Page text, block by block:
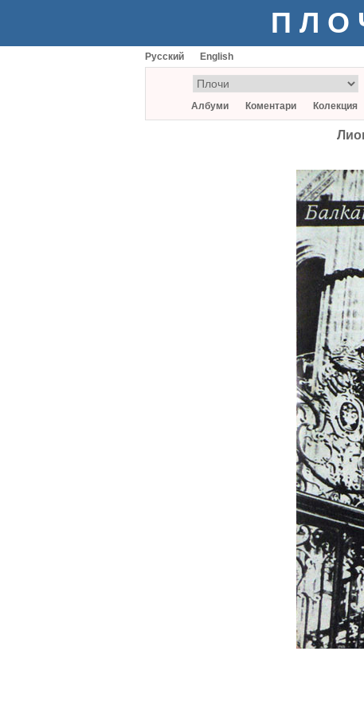
Русский English
Албуми Коментари Колекция